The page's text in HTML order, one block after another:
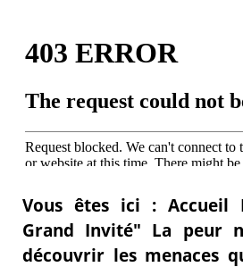
Vous êtes ici : Accueil
Grand Invité" La peur
découvrir les menaces